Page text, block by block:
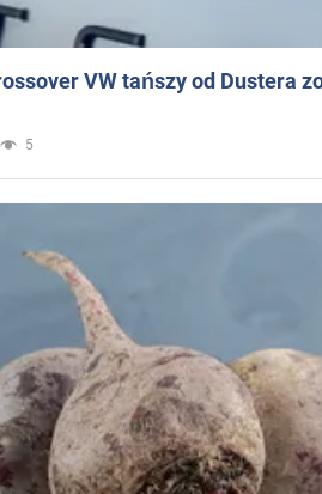
VW tańszy od Dustera
5